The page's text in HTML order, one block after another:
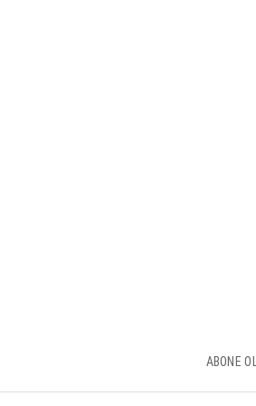
ABONE OL